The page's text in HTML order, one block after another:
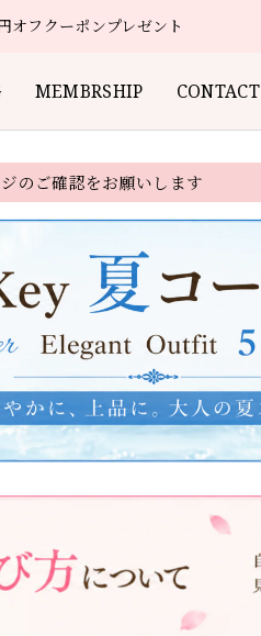
オフクーポンプレゼント
MEMBRSHIP CONTACT
のご確認をお願いします